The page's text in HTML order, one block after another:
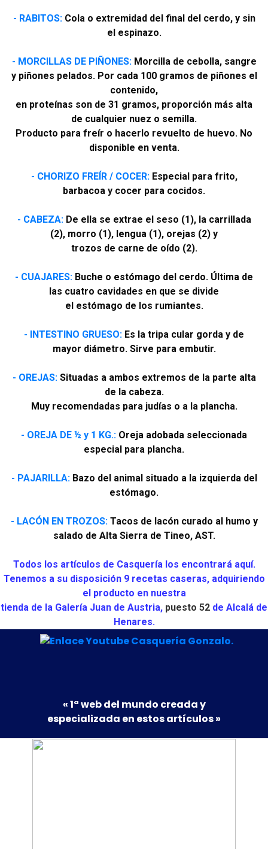
- RABITOS:Cola o extremidad del final del cerdo, y sin
el espinazo.
- MORCILLAS DE PIÑONES:Morcilla de cebolla, sangre
y piñones pelados. Por cada 100 gramos de piñones el
contenido,
en proteínas son de 31 gramos, proporción más alta
de cualquier nuez o semilla.
Producto para freír o hacerlo revuelto de huevo. No
disponible en venta.
- CHORIZO FREÍR / COCER:Especial para frito,
barbacoa y cocer para cocidos.
- CABEZA:De ella se extrae el seso (1), la carrillada
(2), morro (1), lengua (1), orejas (2) y
trozos de carne de oído (2).
- CUAJARES: Buche o estómago del cerdo. Última de
las cuatro cavidades en que se divide
el estómago de los rumiantes.
- INTESTINO GRUESO: Es la tripa cular gorda y de
mayor diámetro. Sirve para embutir.
- OREJAS:Situadas a ambos extremos de la parte alta
de la cabeza.
Muy recomendadas para judías o a la plancha.
- OREJA DE ½ y 1 KG.: Oreja adobada seleccionada
especial para plancha.
- PAJARILLA:Bazo del animal situado a la izquierda del
estómago.
- LACÓN EN TROZOS:Tacos de lacón curado al humo y
salado de Alta Sierra de Tineo, AST.
Todos los artículos de Casquería los encontrará aquí.
Tenemos a su disposición 9 recetas caseras, adquiriendo
el producto en nuestra
tienda de la Galería Juan de Austria, puesto 52 de Alcalá de
Henares.
« 1ª web del mundo creada y
especializada en estos artículos »